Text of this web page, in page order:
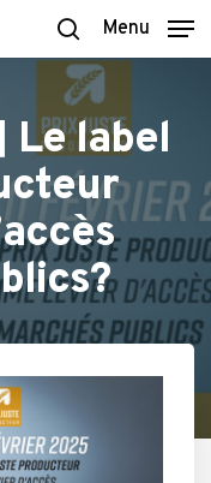
search
Menu
Le label